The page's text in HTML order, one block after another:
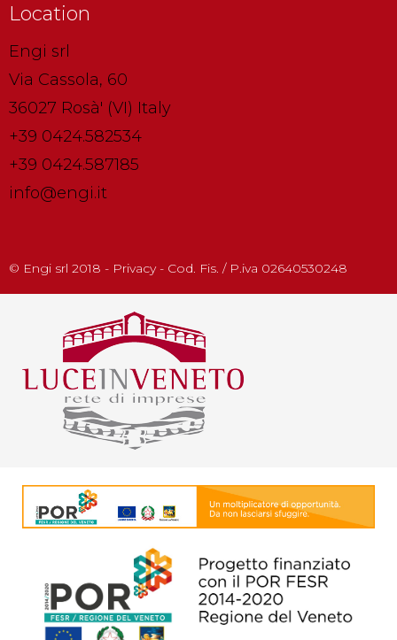
Location
Engi srl
Via Cassola, 60
36027 Rosà' (VI) Italy
+39 0424.582534
+39 0424.587185
info@engi.it
© Engi srl 2018 - Privacy - Cod. Fis. / P.iva 02640530248